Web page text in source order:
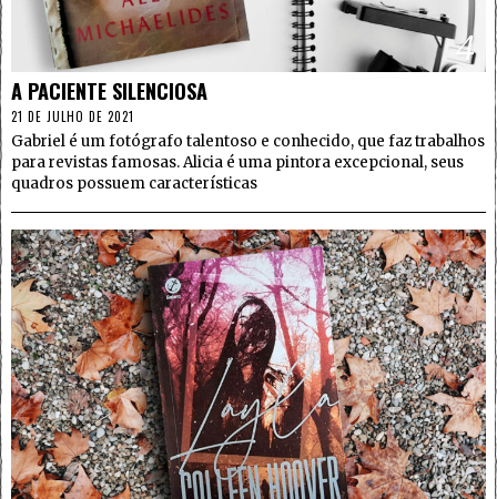
4
A PACIENTE SILENCIOSA
21 DE JULHO DE 2021
Gabriel é um fotógrafo talentoso e conhecido, que faz trabalhos
para revistas famosas. Alicia é uma pintora excepcional, seus
quadros possuem características